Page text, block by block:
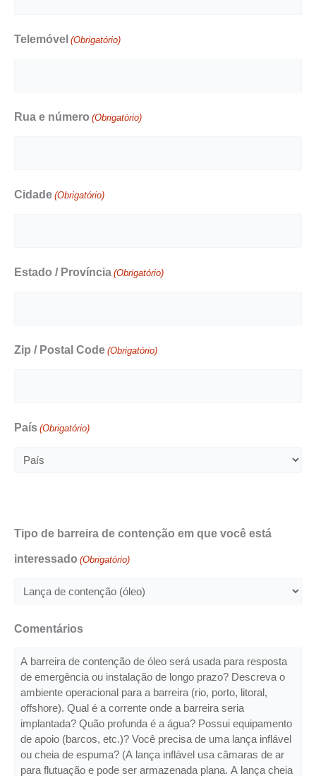
Telemóvel (Obrigatório)
Rua e número (Obrigatório)
Cidade (Obrigatório)
Estado / Província (Obrigatório)
Zip / Postal Code (Obrigatório)
País (Obrigatório)
Tipo de barreira de contenção em que você está
interessado (Obrigatório)
Comentários